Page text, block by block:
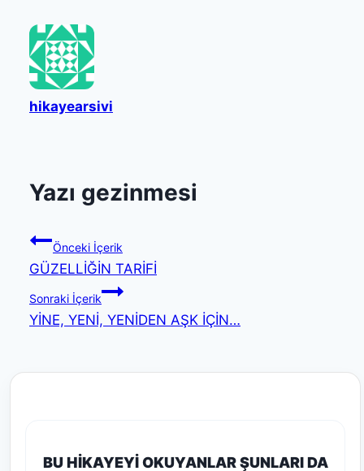
hikayearsivi
Yazı gezinmesi
Önceki İçerik
GÜZELLİĞİN TARİFİ
Sonraki İçerik
YİNE, YENİ, YENİDEN AŞK İÇİN…
BU HİKAYEYİ OKUYANLAR ŞUNLARI DA